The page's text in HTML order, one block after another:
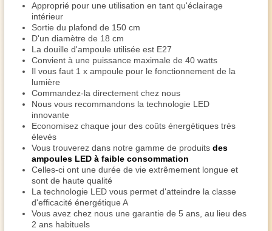
Approprié pour une utilisation en tant qu'éclairage
intérieur
Sortie du plafond de 150 cm
D'un diamètre de 18 cm
La douille d'ampoule utilisée est E27
Convient à une puissance maximale de 40 watts
Il vous faut 1 x ampoule pour le fonctionnement de la
lumière
Commandez-la directement chez nous
Nous vous recommandons la technologie LED
innovante
Economisez chaque jour des coûts énergétiques très
élevés
Vous trouverez dans notre gamme de produits des
ampoules LED à faible consommation
Celles-ci ont une durée de vie extrêmement longue et
sont de haute qualité
La technologie LED vous permet d'atteindre la classe
d'efficacité énergétique A
Vous avez chez nous une garantie de 5 ans, au lieu des
2 ans habituels